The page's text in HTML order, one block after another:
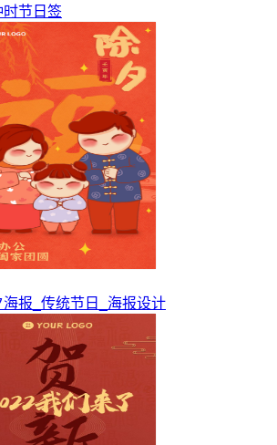
时节日签
海报_传统节日_海报设计